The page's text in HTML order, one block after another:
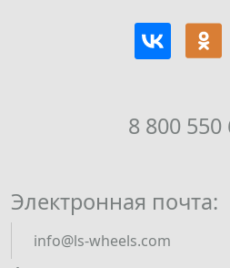
8 800 550
Электронная почта:
info@ls-wheels.com